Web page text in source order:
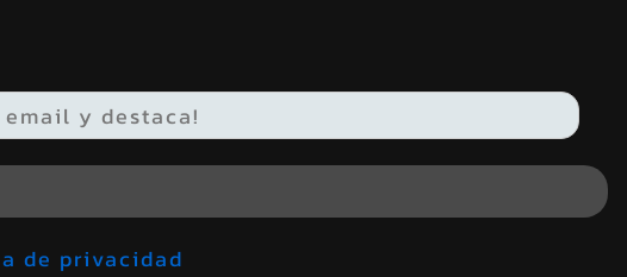
la política de privacidad